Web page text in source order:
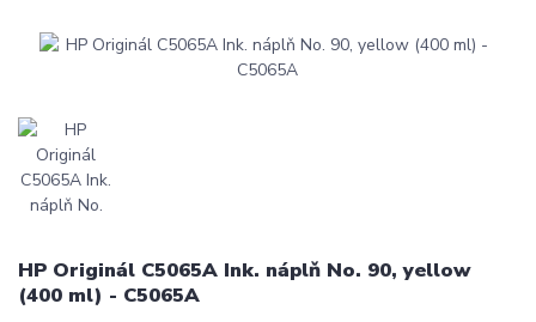
HP Originál C5065A Ink. náplň No. 90, yellow
(400 ml) - C5065A